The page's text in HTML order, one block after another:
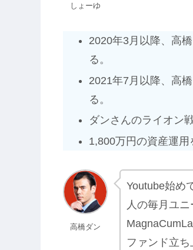
しょーゆ
2020年3月以降、高
る。
2021年7月以降、高
る。
ダンさんのライオン
1,800万円の資産運用
高橋ダン
Youtube始め
人の毎月ユ
ファンド立ち